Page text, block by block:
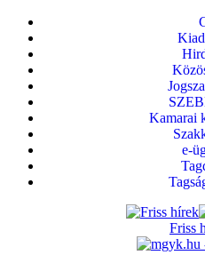
Kamarai
e-
Friss